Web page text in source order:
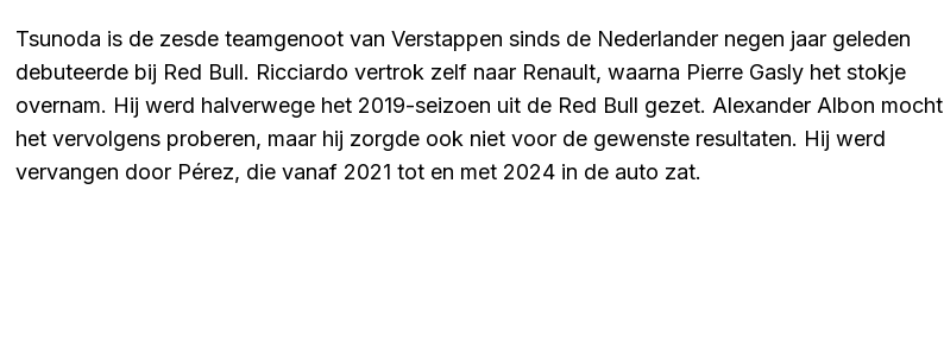
Tsunoda is de zesde teamgenoot van Verstappen sinds de Nederlander negen jaar geleden
debuteerde bij Red Bull. Ricciardo vertrok zelf naar Renault, waarna Pierre Gasly het stokje
overnam. Hij werd halverwege het 2019-seizoen uit de Red Bull gezet. Alexander Albon mocht
het vervolgens proberen, maar hij zorgde ook niet voor de gewenste resultaten. Hij werd
vervangen door Pérez, die vanaf 2021 tot en met 2024 in de auto zat.